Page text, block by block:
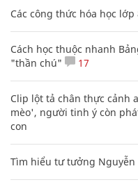
Các công thức hóa học
Cách học thuộc nhanh
"thần chú"
17
Clip lột tả chân thực cảnh
mèo', người tinh ý còn
con
Tìm hiểu tư tưởng Nguyễn